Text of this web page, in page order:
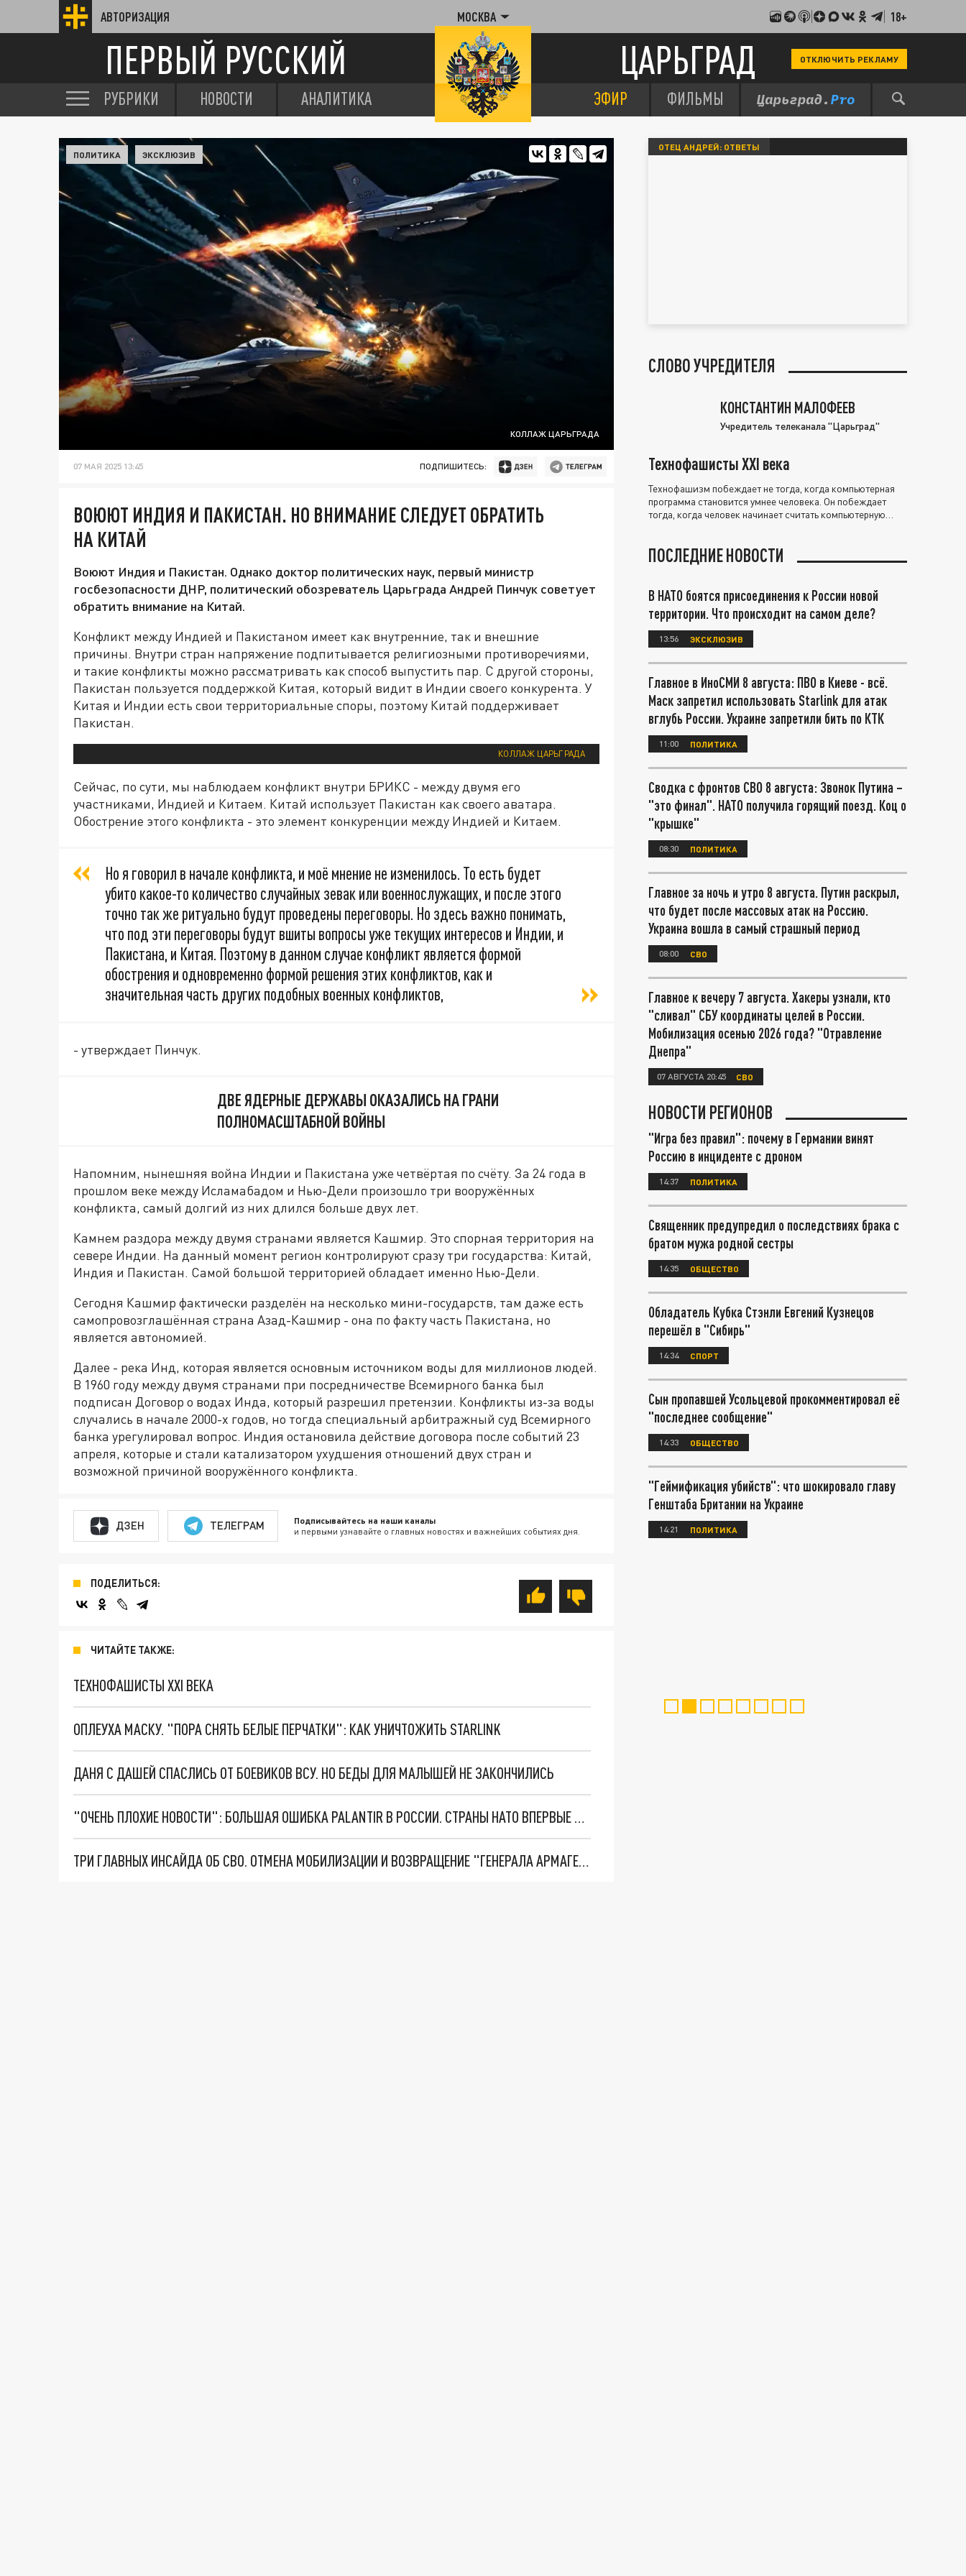
АВТОРИЗАЦИЯ МОСКВА 18+
ПЕРВЫЙ РУССКИЙ ЦАРЬГРАД ОТКЛЮЧИТЬ РЕКЛАМУ
РУБРИКИ НОВОСТИ АНАЛИТИКА ЭФИР ФИЛЬМЫ
КОЛЛАЖ ЦАРЬГРАДА
ПОЛИТИКА ЭКСКЛЮЗИВ
07 МАЯ 2025 13:45 ПОДПИШИТЕСЬ:
ВОЮЮТ ИНДИЯ И ПАКИСТАН. НО ВНИМАНИЕ СЛЕДУЕТ ОБРАТИТЬ
НА КИТАЙ
Воюют Индия и Пакистан. Однако доктор политических наук, первый министр
госбезопасности ДНР, политический обозреватель Царьграда Андрей Пинчук советует
обратить внимание на Китай.
Конфликт между Индией и Пакистаном имеет как внутренние, так и внешние
причины. Внутри стран напряжение подпитывается религиозными противоречиями,
и такие конфликты можно рассматривать как способ выпустить пар. С другой стороны,
Пакистан пользуется поддержкой Китая, который видит в Индии своего конкурента. У
Китая и Индии есть свои территориальные споры, поэтому Китай поддерживает
Пакистан.
КОЛЛАЖ ЦАРЬГРАДА
Сейчас, по сути, мы наблюдаем конфликт внутри БРИКС - между двумя его
участниками, Индией и Китаем. Китай использует Пакистан как своего аватара.
Обострение этого конфликта - это элемент конкуренции между Индией и Китаем.
Но я говорил в начале конфликта, и моё мнение не изменилось. То есть будет
убито какое-то количество случайных зевак или военнослужащих, и после этого
точно так же ритуально будут проведены переговоры. Но здесь важно понимать,
что под эти переговоры будут вшиты вопросы уже текущих интересов и Индии, и
Пакистана, и Китая. Поэтому в данном случае конфликт является формой
обострения и одновременно формой решения этих конфликтов, как и
значительная часть других подобных военных конфликтов,
- утверждает Пинчук.
ДВЕ ЯДЕРНЫЕ ДЕРЖАВЫ ОКАЗАЛИСЬ НА ГРАНИ
ПОЛНОМАСШТАБНОЙ ВОЙНЫ
Напомним, нынешняя война Индии и Пакистана уже четвёртая по счёту. За 24 года в
прошлом веке между Исламабадом и Нью-Дели произошло три вооружённых
конфликта, самый долгий из них длился больше двух лет.
Камнем раздора между двумя странами является Кашмир. Это спорная территория на
севере Индии. На данный момент регион контролируют сразу три государства: Китай,
Индия и Пакистан. Самой большой территорией обладает именно Нью-Дели.
Сегодня Кашмир фактически разделён на несколько мини-государств, там даже есть
самопровозглашённая страна Азад-Кашмир - она по факту часть Пакистана, но
является автономией.
Далее - река Инд, которая является основным источником воды для миллионов людей.
В 1960 году между двумя странами при посредничестве Всемирного банка был
подписан Договор о водах Инда, который разрешил претензии. Конфликты из-за воды
случались в начале 2000-х годов, но тогда специальный арбитражный суд Всемирного
банка урегулировал вопрос. Индия остановила действие договора после событий 23
апреля, которые и стали катализатором ухудшения отношений двух стран и
возможной причиной вооружённого конфликта.
ДЗЕН ТЕЛЕГРАМ Подписывайтесь на наши каналы
и первыми узнавайте о главных новостях и важнейших событиях дня.
ПОДЕЛИТЬСЯ:
ЧИТАЙТЕ ТАКЖЕ:
ТЕХНОФАШИСТЫ XXI ВЕКА
ОПЛЕУХА МАСКУ. "ПОРА СНЯТЬ БЕЛЫЕ ПЕРЧАТКИ": КАК УНИЧТОЖИТЬ STARLINK
ДАНЯ С ДАШЕЙ СПАСЛИСЬ ОТ БОЕВИКОВ ВСУ. НО БЕДЫ ДЛЯ МАЛЫШЕЙ НЕ ЗАКОНЧИЛИСЬ
"ОЧЕНЬ ПЛОХИЕ НОВОСТИ": БОЛЬШАЯ ОШИБКА PALANTIR В РОССИИ. СТРАНЫ НАТО ВПЕРВЫЕ ЗА СВО ОСТАНОВИЛИ ПОСТАВКИ ОРУЖИЯ. ВСУ ТЕРЯЮТ ПРИГРАНИЧЬЕ?
ТРИ ГЛАВНЫХ ИНСАЙДА ОБ СВО. ОТМЕНА МОБИЛИЗАЦИИ И ВОЗВРАЩЕНИЕ "ГЕНЕРАЛА АРМАГЕДДОНА"? ОТЛИЧНЫЕ НОВОСТИ, КОТОРЫЕ ЖДАЛИ ВСЕ
ОТЕЦ АНДРЕЙ: ОТВЕТЫ
СЛОВО УЧРЕДИТЕЛЯ
КОНСТАНТИН МАЛОФЕЕВ
Учредитель телеканала "Царьград"
Технофашисты XXI века
Технофашизм побеждает не тогда, когда компьютерная
программа становится умнее человека. Он побеждает
тогда, когда человек начинает считать компьютерную
ПОСЛЕДНИЕ НОВОСТИ
В НАТО боятся присоединения к России новой
территории. Что происходит на самом деле?
13:56 ЭКСКЛЮЗИВ
Главное в ИноСМИ 8 августа: ПВО в Киеве - всё.
Маск запретил использовать Starlink для атак
вглубь России. Украине запретили бить по КТК
11:00 ПОЛИТИКА
Сводка с фронтов СВО 8 августа: Звонок Путина –
"это финал". НАТО получила горящий поезд. Коц о
"крышке"
08:30 ПОЛИТИКА
Главное за ночь и утро 8 августа. Путин раскрыл,
что будет после массовых атак на Россию.
Украина вошла в самый страшный период
08:00 СВО
Главное к вечеру 7 августа. Хакеры узнали, кто
"сливал" СБУ координаты целей в России.
Мобилизация осенью 2026 года? "Отравление
Днепра"
07 АВГУСТА 20:45 СВО
НОВОСТИ РЕГИОНОВ
"Игра без правил": почему в Германии винят
Россию в инциденте с дроном
14:37 ПОЛИТИКА
Священник предупредил о последствиях брака с
братом мужа родной сестры
14:35 ОБЩЕСТВО
Обладатель Кубка Стэнли Евгений Кузнецов
перешёл в "Сибирь"
14:34 СПОРТ
Сын пропавшей Усольцевой прокомментировал её
"последнее сообщение"
14:33 ОБЩЕСТВО
"Геймификация убийств": что шокировало главу
Генштаба Британии на Украине
14:21 ПОЛИТИКА